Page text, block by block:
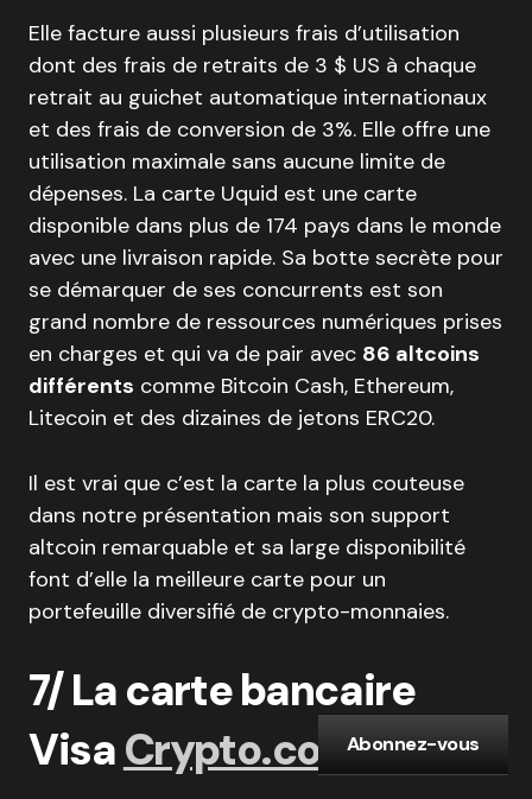
Elle facture aussi plusieurs frais d’utilisation
dont des frais de retraits de 3 $ US à chaque
retrait au guichet automatique internationaux
et des frais de conversion de 3%. Elle offre une
utilisation maximale sans aucune limite de
dépenses. La carte Uquid est une carte
disponible dans plus de 174 pays dans le monde
avec une livraison rapide. Sa botte secrète pour
se démarquer de ses concurrents est son
grand nombre de ressources numériques prises
en charges et qui va de pair avec 86 altcoins
différents comme Bitcoin Cash, Ethereum,
Litecoin et des dizaines de jetons ERC20.
Il est vrai que c’est la carte la plus couteuse
dans notre présentation mais son support
altcoin remarquable et sa large disponibilité
font d’elle la meilleure carte pour un
portefeuille diversifié de crypto-monnaies.
7/ La carte bancaire
VisaCrypto.comAbonnez-vous